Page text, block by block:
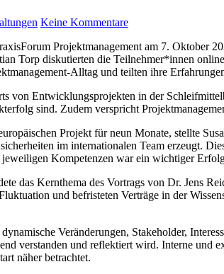
Keine Kommentare
Projektmanagement am 7. Oktober
Torp diskutierten die Teilnehmer*innen
Alltag und teilten ihre
Entwicklungsprojekten in der
sind. Zudem verspricht
Projekt für neun Monate, stellte
im internationalen Team erzeugt.
Kompetenzen war ein wichtiger
das Kernthema des Vortrags von Dr. Jens
und befristeten Verträge in der
Veränderungen, Stakeholder,
verstanden und reflektiert wird. Interne und
näher betrachtet.